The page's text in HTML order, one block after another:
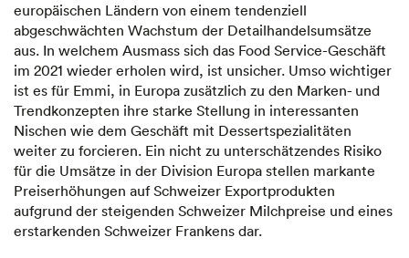
europäischen Ländern von einem tendenziell
abgeschwächten Wachstum der Detailhandelsumsätze
aus. In welchem Ausmass sich das Food Service-Geschäft
im 2021 wieder erholen wird, ist unsicher. Umso wichtiger
ist es für Emmi, in Europa zusätzlich zu den Marken- und
Trendkonzepten ihre starke Stellung in interessanten
Nischen wie dem Geschäft mit Dessertspezialitäten
weiter zu forcieren. Ein nicht zu unterschätzendes Risiko
für die Umsätze in der Division Europa stellen markante
Preiserhöhungen auf Schweizer Exportprodukten
aufgrund der steigenden Schweizer Milchpreise und eines
erstarkenden Schweizer Frankens dar.